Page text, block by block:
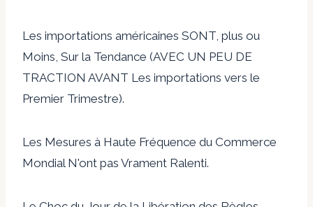
Les importations américaines SONT, plus ou
Moins, Sur la Tendance (AVEC UN PEU DE
TRACTION AVANT Les importations vers le
Premier Trimestre).
Les Mesures à Haute Fréquence du Commerce
Mondial N'ont pas Vrament Ralenti.